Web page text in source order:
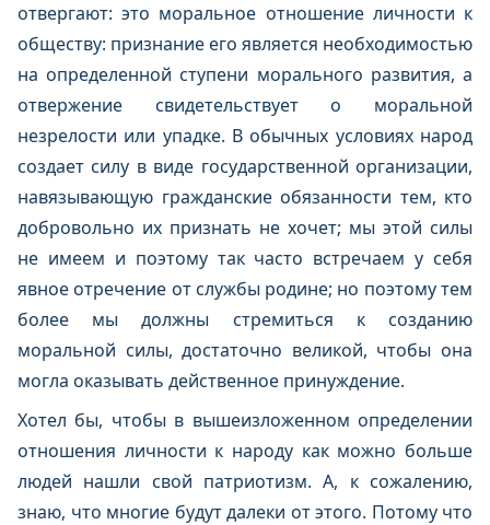
отвергают: это моральное отношение личности к
обществу: признание его является необходимостью
на определенной ступени морального развития, а
отвержение свидетельствует о моральной
незрелости или упадке. В обычных условиях народ
создает силу в виде государственной организации,
навязывающую гражданские обязанности тем, кто
добровольно их признать не хочет; мы этой силы
не имеем и поэтому так часто встречаем у себя
явное отречение от службы родине; но поэтому тем
более мы должны стремиться к созданию
моральной силы, достаточно великой, чтобы она
могла оказывать действенное принуждение.
Хотел бы, чтобы в вышеизложенном определении
отношения личности к народу как можно больше
людей нашли свой патриотизм. А, к сожалению,
знаю, что многие будут далеки от этого. Потому что